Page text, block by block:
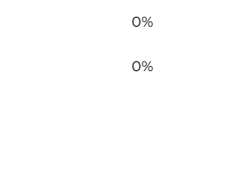
0%
0%